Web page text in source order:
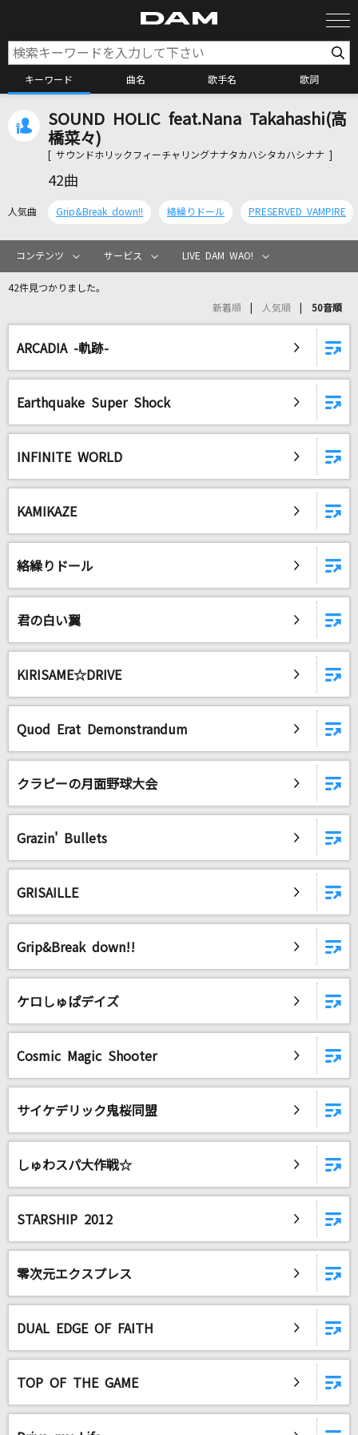
キーワード 曲名 歌手名 歌詞
カラオケ検索
リアルタイムで歌われている曲の一覧
サボテンの花～ひとつ屋根の下より～
Opposite World
幽閉サテライト
ラブソング
マルシィ
M!LK
マオ
botばっか
ファントムシータ
未来の僕らは知ってるよ
Snow Man
JOINT
もっと見る
カラオケをもっと楽しもう！
SOUND HOLIC feat.Nana Takahashi(高
橋菜々)
[ サウンドホリックフィーチャリングナナタカハシタカハシナナ ]
42曲
人気曲 Grip&Break down!! 絡繰りドール PRESERVED VAMPIRE
コンテンツ サービス LIVE DAM WAO!
42件見つかりました。
新着順 人気順 50音順
ARCADIA -軌跡-
Earthquake Super Shock
INFINITE WORLD
KAMIKAZE
絡繰りドール
君の白い翼
KIRISAME☆DRIVE
Quod Erat Demonstrandum
クラピーの月面野球大会
Grazin' Bullets
GRISAILLE
Grip&Break down!!
ケロしゅぱデイズ
Cosmic Magic Shooter
サイケデリック鬼桜同盟
しゅわスパ大作戦☆
STARSHIP 2012
零次元エクスプレス
DUAL EDGE OF FAITH
TOP OF THE GAME